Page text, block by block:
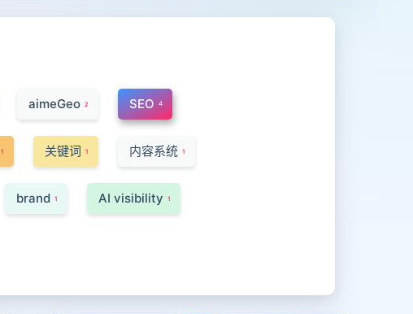
aimeGeo 2 SEO 4
1 关键词 1 内容系统 1
brand 1 AI visibility 1